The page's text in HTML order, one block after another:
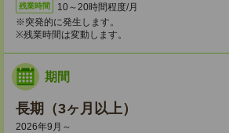
残業時間
10～20時間程度/月
※突発的に発生します。
※残業時間は変動します。
期間
長期（3ヶ月以上）
2026年9月～